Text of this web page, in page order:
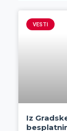
VESTI
Iz